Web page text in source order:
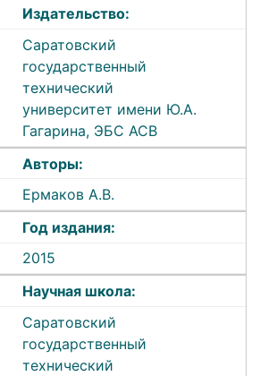
Издательство:
Саратовский
государственный
технический
университет имени Ю.А.
Гагарина, ЭБС АСВ
Авторы:
Ермаков А.В.
Год издания:
2015
Научная школа:
Саратовский
государственный
технический